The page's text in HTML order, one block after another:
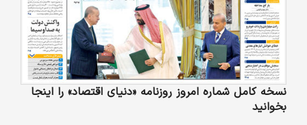
نسخه کامل شماره امروز روزنامه «دنیای‌ اقتصاد» را اینجا
بخوانید